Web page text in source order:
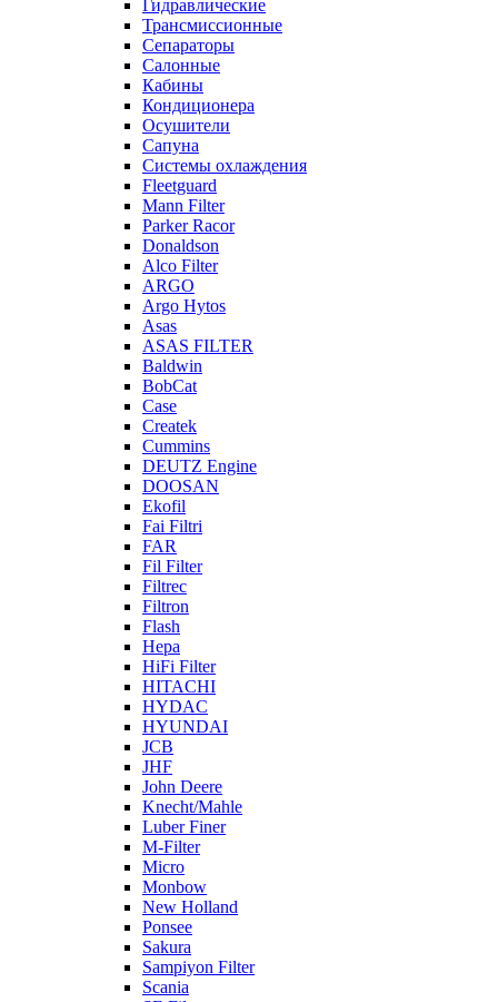
Гидравлические
Трансмиссионные
Сепараторы
Салонные
Кабины
Кондиционера
Осушители
Сапуна
Системы охлаждения
Fleetguard
Mann Filter
Parker Racor
Donaldson
Alco Filter
ARGO
Argo Hytos
Asas
ASAS FILTER
Baldwin
BobCat
Case
Createk
Cummins
DEUTZ Engine
DOOSAN
Ekofil
Fai Filtri
FAR
Fil Filter
Filtrec
Filtron
Flash
Hepa
HiFi Filter
HITACHI
HYDAC
HYUNDAI
JCB
JHF
John Deere
Knecht/Mahle
Luber Finer
M-Filter
Micro
Monbow
New Holland
Ponsee
Sakura
Sampiyon Filter
Scania